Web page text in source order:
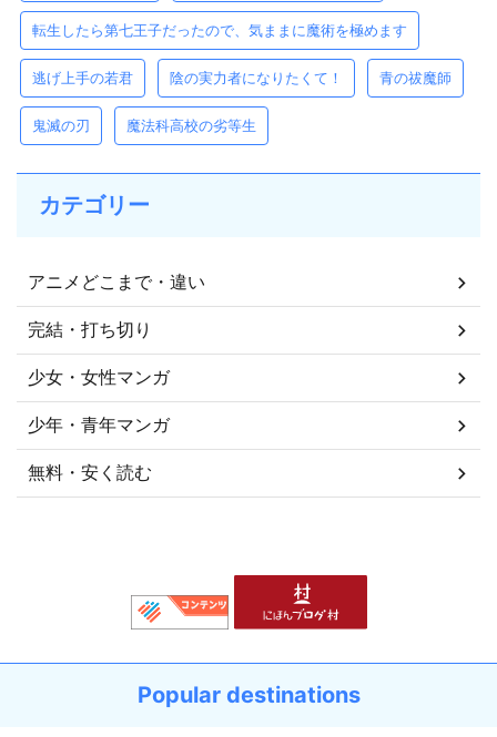
転生したら第七王子だったので、気ままに魔術を極めます
逃げ上手の若君 陰の実力者になりたくて！ 青の祓魔師
鬼滅の刃 魔法科高校の劣等生
カテゴリー
アニメどこまで・違い
完結・打ち切り
少女・女性マンガ
少年・青年マンガ
無料・安く読む
Popular destinations